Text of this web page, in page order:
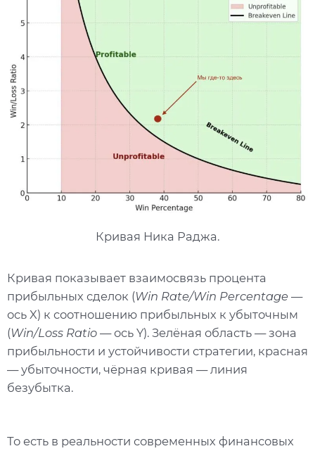
Кривая Ника Раджа.
Кривая показывает взаимосвязь процента
прибыльных сделок (Win Rate/Win Percentage —
ось X) к соотношению прибыльных к убыточным
(Win/Loss Ratio — ось Y). Зелёная область — зона
прибыльности и устойчивости стратегии, красная
— убыточности, чёрная кривая — линия
безубытка.
То есть в реальности современных финансовых